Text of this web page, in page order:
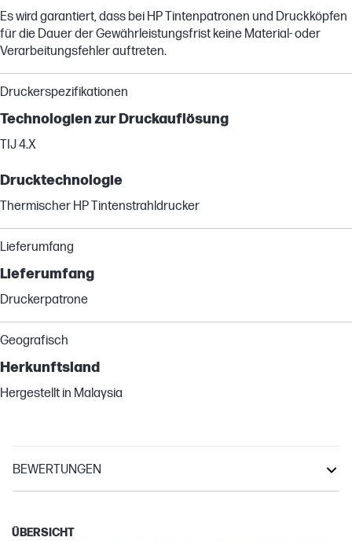
Es wird garantiert, dass bei HP Tintenpatronen und Druckköpfen
für die Dauer der Gewährleistungsfrist keine Material- oder
Verarbeitungsfehler auftreten.
Druckerspezifikationen
Technologien zur Druckauflösung
TIJ 4.X
Drucktechnologie
Thermischer HP Tintenstrahldrucker
Lieferumfang
Lieferumfang
Druckerpatrone
Geografisch
Herkunftsland
Hergestellt in Malaysia
BEWERTUNGEN
OfficeJet Pro
ÜBERSICHT